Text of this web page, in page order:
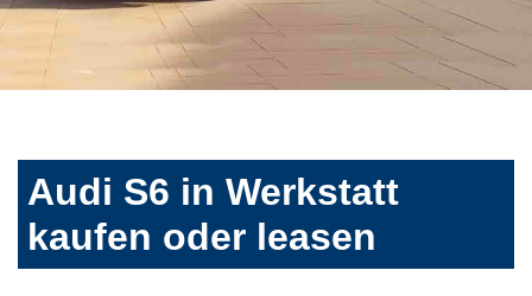
Audi S6 in Werkstatt
kaufen oder leasen